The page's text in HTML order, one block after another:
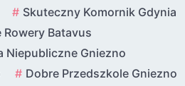
Skuteczny Komornik Gdynia
Rowery Batavus
Niepubliczne Gniezno
Dobre Przedszkole Gniezno